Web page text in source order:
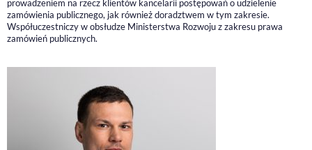
prowadzeniem na rzecz klientów kancelarii postępowań o udzielenie
zamówienia publicznego, jak również doradztwem w tym zakresie.
Współuczestniczy w obsłudze Ministerstwa Rozwoju z zakresu prawa
zamówień publicznych.